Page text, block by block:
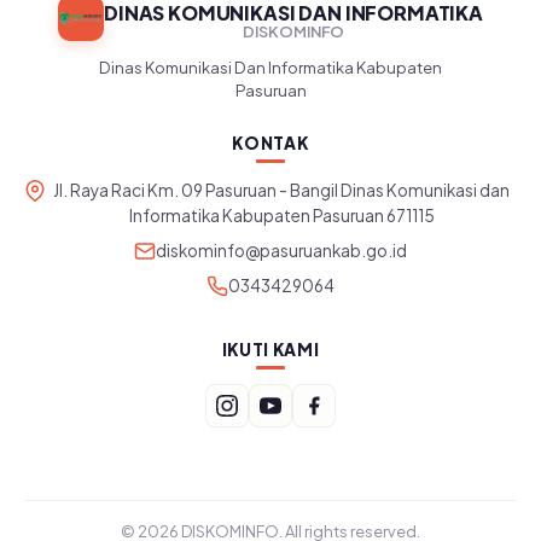
DINAS KOMUNIKASI DAN INFORMATIKA
DISKOMINFO
Dinas Komunikasi Dan Informatika Kabupaten
Pasuruan
KONTAK
Jl. Raya Raci Km. 09 Pasuruan - Bangil Dinas Komunikasi dan
Informatika Kabupaten Pasuruan 671115
diskominfo@pasuruankab.go.id
0343429064
IKUTI KAMI
© 2026 DISKOMINFO. All rights reserved.